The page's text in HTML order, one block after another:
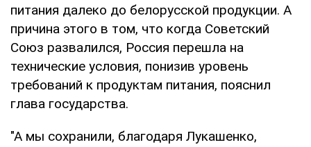
питания далеко до белорусской продукции. А
причина этого в том, что когда Советский
Союз развалился, Россия перешла на
технические условия, понизив уровень
требований к продуктам питания, пояснил
глава государства.
"А мы сохранили, благодаря Лукашенко,